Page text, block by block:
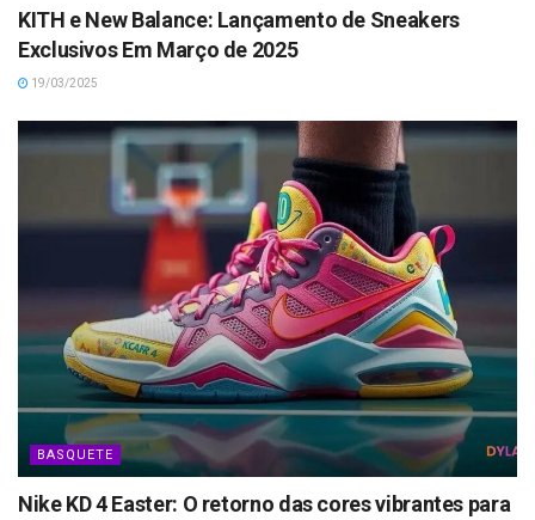
KITH e New Balance: Lançamento de Sneakers
Exclusivos Em Março de 2025
19/03/2025
BASQUETE
Nike KD 4 Easter: O retorno das cores vibrantes para